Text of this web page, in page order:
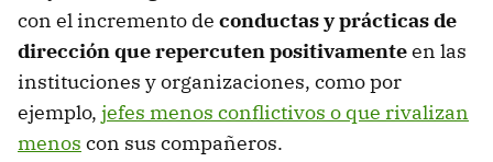
con el incremento de conductas y prácticas de
dirección que repercuten positivamenteen las
instituciones y organizaciones, como por
ejemplo, jefes menos conflictivos o que rivalizan
menos con sus compañeros.